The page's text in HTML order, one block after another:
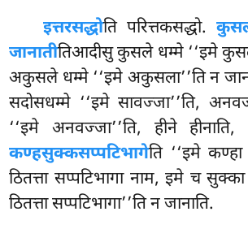
इत्तरसद्धोति परित्तकसद्धो.
जानातीतिआदीसु कुसले धम्मे ‘‘इमे
अकुसले धम्मे ‘‘इमे अकुसला’’ति न
सदोसधम्मे ‘‘इमे सावज्जा’’ति,
‘‘इमे अनवज्जा’’ति, हीने हीनाति,
कण्हसुक्कसप्पटिभागेति ‘‘इमे
ठितत्ता सप्पटिभागा नाम, इमे च सुक्का
ठितत्ता सप्पटिभागा’’ति न जानाति.